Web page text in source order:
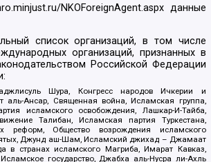
NKOForeignAgent.aspxданные
список организаций, в том числе
организаций, признанных в
Российской Федерации
Шура, Конгресс народов Ичкерии и
аль-Ансар, Священная война, Исламская группа,
исламского освобождения, Лашкар-И-Тайба,
Талибан, Исламская партия Туркестана,
реформ, Общество возрождения исламского
Джунд аш-Шам, Исламский джихад – Джамаат
в странах исламского Магриба, Имарат Кавказ,
государство, Джабха аль-Нусра ли-Ахль